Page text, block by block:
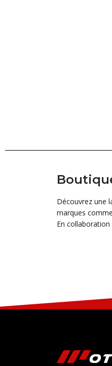
Découvrez une
marques
En